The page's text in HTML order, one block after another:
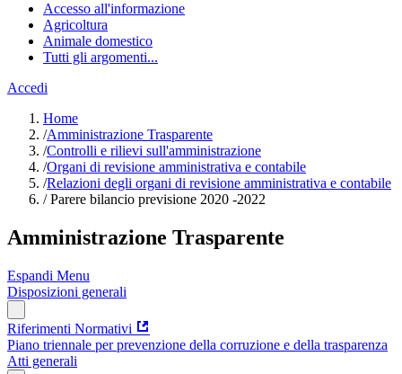
Accesso all'informazione
Agricoltura
Animale domestico
Tutti gli argomenti...
Accedi
Home
/Amministrazione Trasparente
/Controlli e rilievi sull'amministrazione
/Organi di revisione amministrativa e contabile
/Relazioni degli organi di revisione amministrativa e contabile
/Parere bilancio previsione 2020 -2022
Amministrazione Trasparente
Espandi Menu
Disposizioni generali
Riferimenti Normativi
Piano triennale per prevenzione della corruzione e della trasparenza
Atti generali